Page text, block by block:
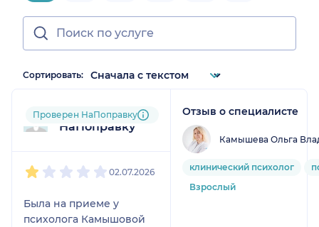
Сортировать:
Пользователь
НаПоправку
Проверен НаПоправку
02.07.2026
Была на приеме у
психолога Камышовой
Отзыв о специалисте
Камышева Ольга
клинический психолог
Взрослый